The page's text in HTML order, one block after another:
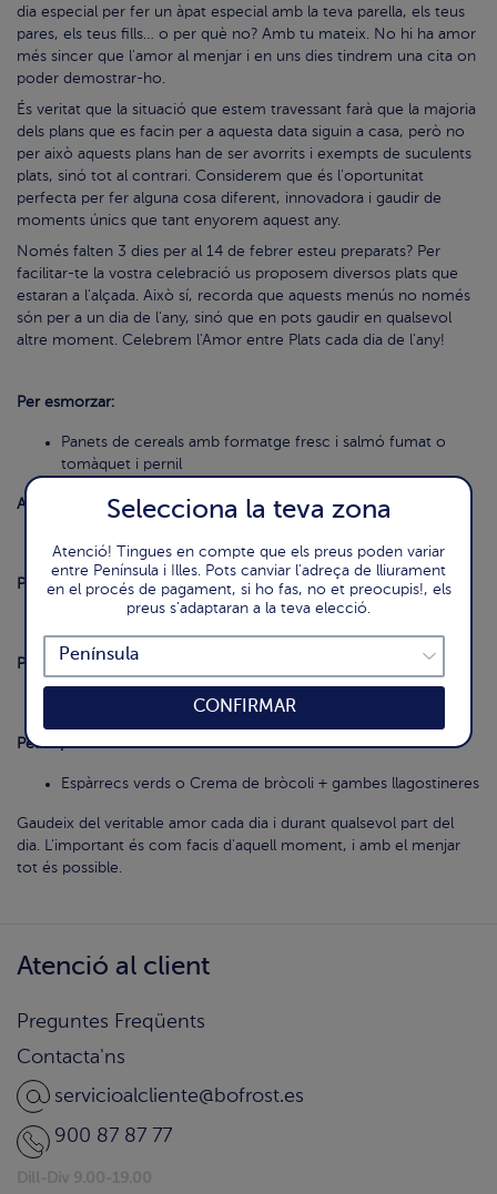
dia especial per fer un àpat especial amb la teva parella, els teus
pares, els teus fills… o per què no? Amb tu mateix. No hi ha amor
més sincer que l'amor al menjar i en uns dies tindrem una cita on
poder demostrar-ho.
És veritat que la situació que estem travessant farà que la majoria
dels plans que es facin per a aquesta data siguin a casa, però no
per això aquests plans han de ser avorrits i exempts de suculents
plats, sinó tot al contrari. Considerem que és l'oportunitat
perfecta per fer alguna cosa diferent, innovadora i gaudir de
moments únics que tant enyorem aquest any.
Només falten 3 dies per al 14 de febrer esteu preparats? Per
facilitar-te la vostra celebració us proposem diversos plats que
estaran a l'alçada. Això sí, recorda que aquests menús no només
són per a un dia de l'any, sinó que en pots gaudir en qualsevol
altre moment. Celebrem l'Amor entre Plats cada dia de l'any!
Per esmorzar:
Panets de cereals amb formatge fresc i salmó fumat o
tomàquet i pernil
A Mig matí:
Macedònia de fruites
Per dinar:
Per al Berenar:
Smoothie de gerds
Pel Sopar:
Espàrrecs verds o Crema de bròcoli + gambes llagostineres
Gaudeix del veritable amor cada dia i durant qualsevol part del
dia. L'important és com facis d'aquell moment, i amb el menjar
tot és possible.
Atenció al client
Preguntes Freqüents
Contacta'ns
servicioalcliente@bofrost.es
900 87 87 77
Selecciona la teva zona
Atenció! Tingues en compte que els preus poden variar
entre Península i Illes. Pots canviar l'adreça de lliurament
en el procés de pagament, si ho fas, no et preocupis!, els
preus s'adaptaran a la teva elecció.
CONFIRMAR